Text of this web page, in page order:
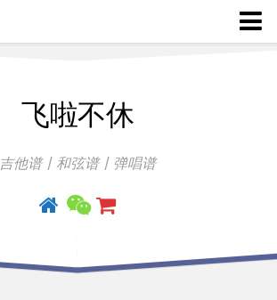
飞啦不休
吉他谱丨和弦谱丨弹唱谱